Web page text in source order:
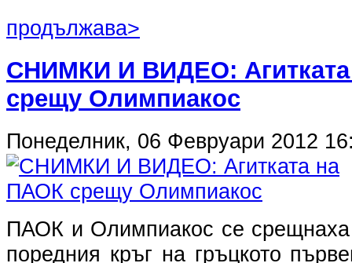
продължава>
СНИМКИ И ВИДЕО:
срещу Олимпиакос
Понеделник, 06 Февруари 2012
ПАОК и Олимпиакос се срещнаха
поредния кръг на гръцкото